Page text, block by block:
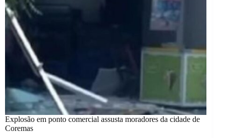
Explosão em ponto comercial assusta moradores da cidade de
Coremas